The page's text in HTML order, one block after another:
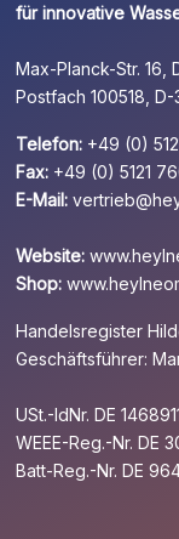
für innovative
Max-Planck-Str. 16,
Postfach 100518, D-
Telefon: +49 (0)
Fax: +49 (0) 5121
E-Mail:
Website:
Shop:
Handelsregister
Geschäftsführer:
USt.-IdNr. DE
WEEE-Reg.-Nr. DE
Batt-Reg.-Nr. DE